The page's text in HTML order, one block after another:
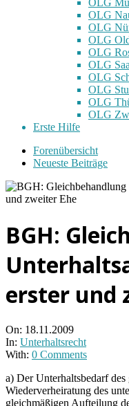
OLG
OLG
OLG
OLG
OLG
OLG
OLG
OLG
OLG
Erste Hilfe
Forenübersicht
Neueste Beiträge
BGH:
erster und
On: 18.11.2009
In: Unterhaltsrecht
With: 0 Comments
a) Der Unterhaltsbedarf des
Wiederverheiratung des
gleichmäßigen Aufteilung